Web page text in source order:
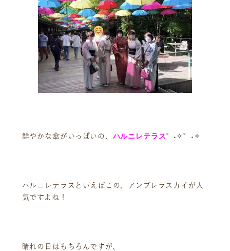
鮮やかな傘がいっぱいの、ハルニレテラス°˖✧°˖✧
ハルニレテラスといえばこの、アンブレラスカイが人
気ですよね！
晴れの日はもちろんですが、